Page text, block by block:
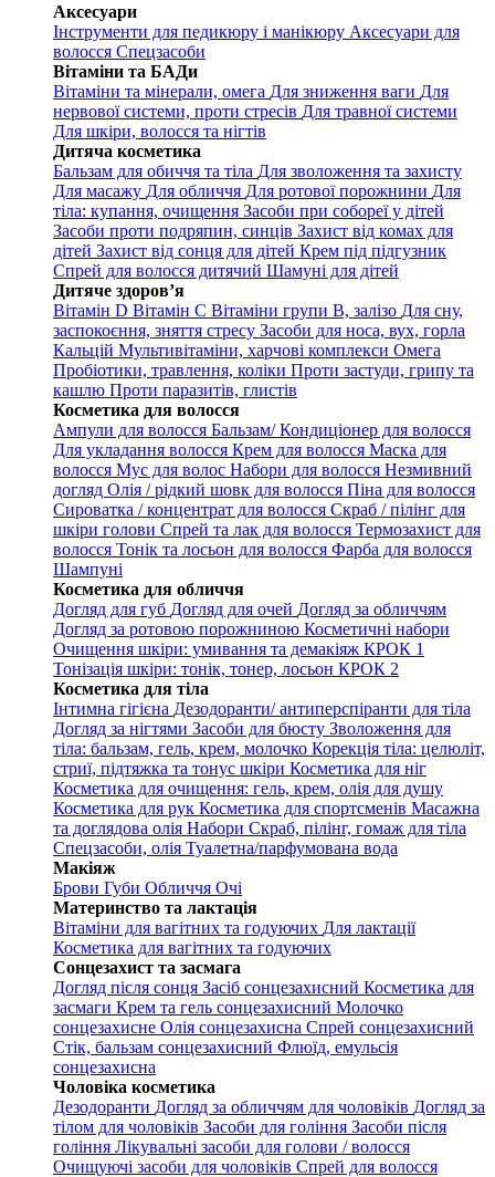
Аксесуари
Інструменти для педикюру і манікюру Аксесуари для
волосся Спецзасоби
Вітаміни та БАДи
Вітаміни та мінерали, омега Для зниження ваги Для
нервової системи, проти стресів Для травної системи
Для шкіри, волосся та нігтів
Дитяча косметика
Бальзам для обиччя та тіла Для зволоження та захисту
Для масажу Для обличчя Для ротової порожнини Для
тіла: купання, очищення Засоби при собореї у дітей
Засоби проти подряпин, синців Захист від комах для
дітей Захист від сонця для дітей Крем під підгузник
Спрей для волосся дитячий Шамуні для дітей
Дитяче здоров’я
Вітамін D Вітамін С Вітаміни групи В, залізо Для сну,
заспокоєння, зняття стресу Засоби для носа, вух, горла
Кальцій Мультивітаміни, харчові комплекси Омега
Пробіотики, травлення, коліки Проти застуди, грипу та
кашлю Проти паразитів, глистів
Косметика для волосся
Ампули для волосся Бальзам/ Кондиціонер для волосся
Для укладання волосся Крем для волосся Маска для
волосся Мус для волос Набори для волосся Незмивний
догляд Олія / рідкий шовк для волосся Піна для волосся
Сироватка / концентрат для волосся Скраб / пілінг для
шкіри голови Спрей та лак для волосся Термозахист для
волосся Тонік та лосьон для волосся Фарба для волосся
Шампуні
Косметика для обличчя
Догляд для губ Догляд для очей Догляд за обличчям
Догляд за ротовою порожниною Косметичні набори
Очищення шкіри: умивання та демакіяж КРОК 1
Тонізація шкіри: тонік, тонер, лосьон КРОК 2
Косметика для тіла
Інтимна гігієна Дезодоранти/ антиперспіранти для тіла
Догляд за нігтями Засоби для бюсту Зволоження для
тіла: бальзам, гель, крем, молочко Корекція тіла: целюліт,
стриї, підтяжка та тонус шкіри Косметика для ніг
Косметика для очищення: гель, крем, олія для душу
Косметика для рук Косметика для спортсменів Масажна
та доглядова олія Набори Скраб, пілінг, гомаж для тіла
Спецзасоби, олія Туалетна/парфумована вода
Макіяж
Брови Губи Обличчя Очі
Материнство та лактація
Вітаміни для вагітних та годуючих Для лактації
Косметика для вагітних та годуючих
Сонцезахист та засмага
Догляд після сонця Засіб сонцезахисний Косметика для
засмаги Крем та гель сонцезахисний Молочко
сонцезахисне Олія сонцезахисна Спрей сонцезахисний
Стік, бальзам сонцезахисний Флюїд, емульсія
сонцезахисна
Чоловіка косметика
Дезодоранти Догляд за обличчям для чоловіків Догляд за
тілом для чоловіків Засоби для гоління Засоби після
гоління Лікувальні засоби для голови / волосся
Очищуючі засоби для чоловіків Спрей для волосся